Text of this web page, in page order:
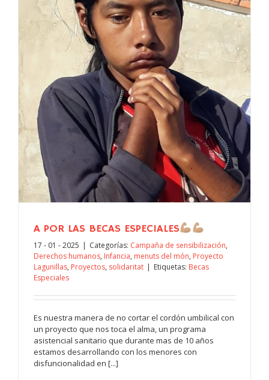
A POR LAS BECAS ESPECIALES
17 - 01 - 2025 | Categorías: Campaña de sensibilización,
Derechos humanos, Infancia, menuts del món, Proyecto
Lagunillas, Proyectos, solidaritat | Etiquetas: Becas
Especiales
Es nuestra manera de no cortar el cordón umbilical con
un proyecto que nos toca el alma, un programa
asistencial sanitario que durante mas de 10 años
estamos desarrollando con los menores con
disfuncionalidad en [...]